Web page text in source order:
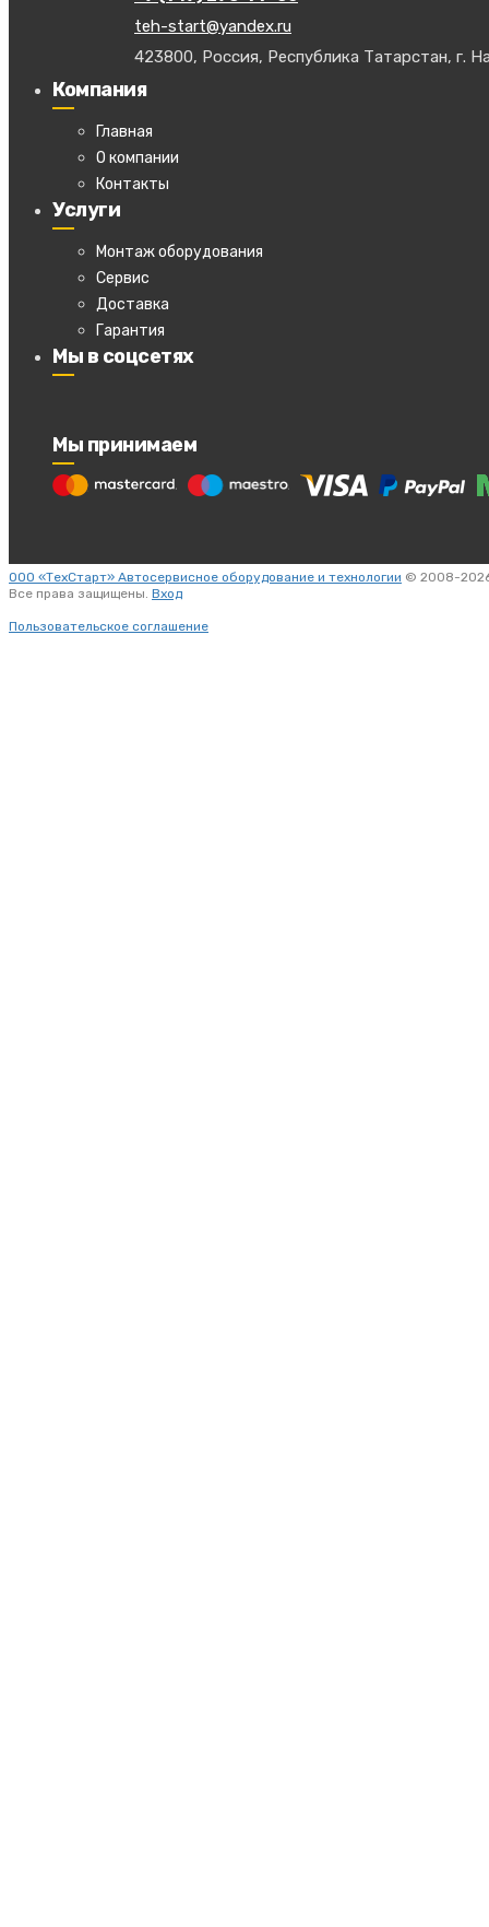
teh-start@yandex.ru
423800, Россия, Республика Татарстан, г.
Компания
Главная
О компании
Контакты
Услуги
Монтаж оборудования
Сервис
Доставка
Гарантия
Мы в соцсетях
Мы принимаем
ООО «ТехСтарт» Автосервисное оборудование и технологии © 2008-
Все права защищены. Вход
Пользовательское соглашение